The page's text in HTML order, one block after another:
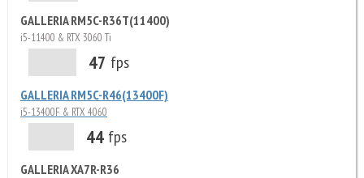
GALLERIA RM5C-R36T(11400)
i5-11400 & RTX 3060 Ti
47 fps
GALLERIA RM5C-R46(13400F)
i5-13400F & RTX 4060
44 fps
GALLERIA XA7R-R36